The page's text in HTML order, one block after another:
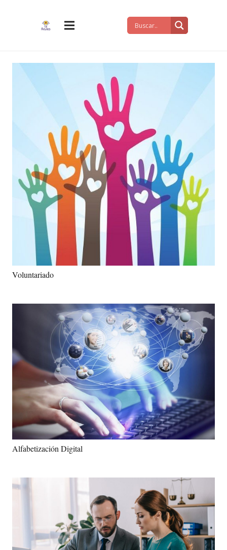
Voluntariado
Alfabetización Digital